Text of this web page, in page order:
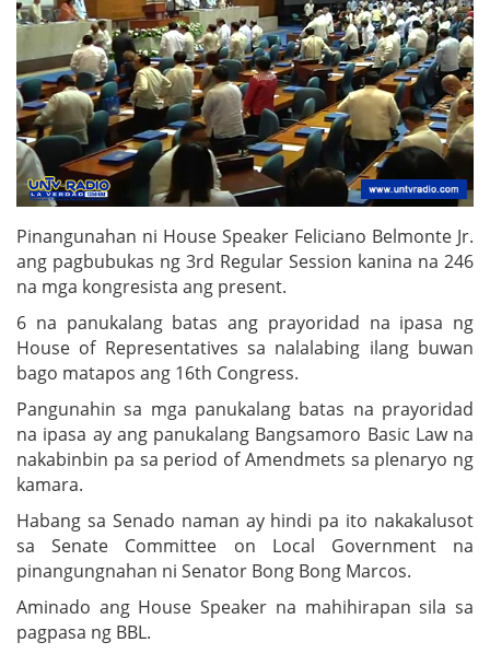
Pinangunahan ni House Speaker Feliciano Belmonte Jr.
ang pagbubukas ng 3rd Regular Session kanina na 246
na mga kongresista ang present.
6 na panukalang batas ang prayoridad na ipasa ng
House of Representatives sa nalalabing ilang buwan
bago matapos ang 16th Congress.
Pangunahin sa mga panukalang batas na prayoridad
na ipasa ay ang panukalang Bangsamoro Basic Law na
nakabinbin pa sa period of Amendmets sa plenaryo ng
kamara.
Habang sa Senado naman ay hindi pa ito nakakalusot
sa Senate Committee on Local Government na
pinangungnahan ni Senator Bong Bong Marcos.
Aminado ang House Speaker na mahihirapan sila sa
pagpasa ng BBL.